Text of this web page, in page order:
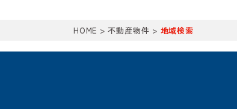
HOME >不動産物件 > 地域検索